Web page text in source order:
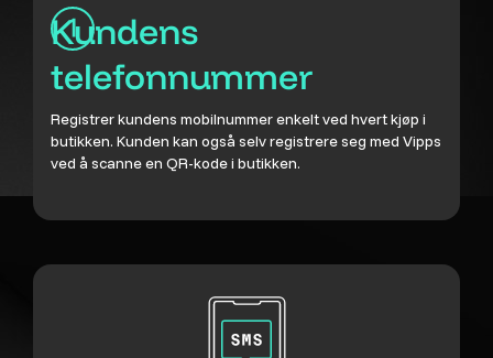
Kundens
telefonnummer
Registrer kundens mobilnummer enkelt ved hvert kjøp i
butikken. Kunden kan også selv registrere seg med Vipps
ved å scanne en QR-kode i butikken.